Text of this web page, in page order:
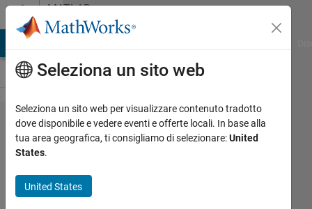
Vai al contenutoMATLAB
Answers
Matlab
throws
while
Seleziona un sito web
Seleziona un sito web per visualizzare contenuto tradotto
dove disponibile e vedere eventi e offerte locali. In base alla
tua area geografica, ti consigliamo di selezionare:United
States.
United States